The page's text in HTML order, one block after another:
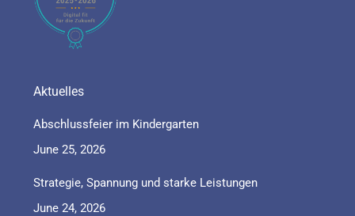
Aktuelles
Abschlussfeier im Kindergarten
June 25, 2026
Strategie, Spannung und starke Leistungen
June 24, 2026